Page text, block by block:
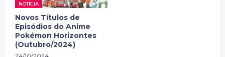
NOTÍCIA
Novos Títulos de
Episódios do Anime
Pokémon Horizontes
(Outubro/2024)